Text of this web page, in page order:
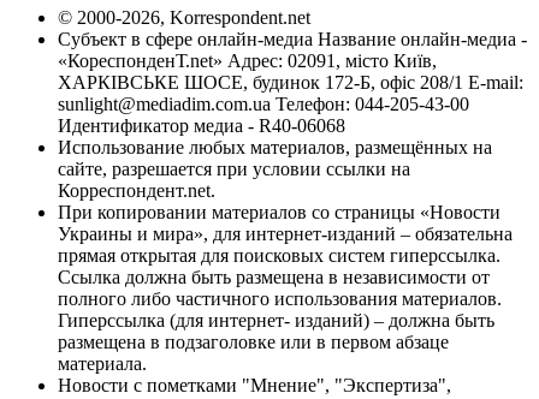
© 2000-2026, Korrespondent.net
Субъект в сфере онлайн-медиа Название онлайн-медиа -
«КореспонденТ.net» Адрес: 02091, місто Київ,
ХАРКІВСЬКЕ ШОСЕ, будинок 172-Б, офіс 208/1 E-mail:
sunlight@mediadim.com.ua Телефон: 044-205-43-00
Идентификатор медиа - R40-06068
Использование любых материалов, размещённых на
сайте, разрешается при условии ссылки на
Корреспондент.net.
При копировании материалов со страницы «Новости
Украины и мира», для интернет-изданий – обязательна
прямая открытая для поисковых систем гиперссылка.
Ссылка должна быть размещена в независимости от
полного либо частичного использования материалов.
Гиперссылка (для интернет- изданий) – должна быть
размещена в подзаголовке или в первом абзаце
материала.
Новости с пометками "Мнение", "Экспертиза",